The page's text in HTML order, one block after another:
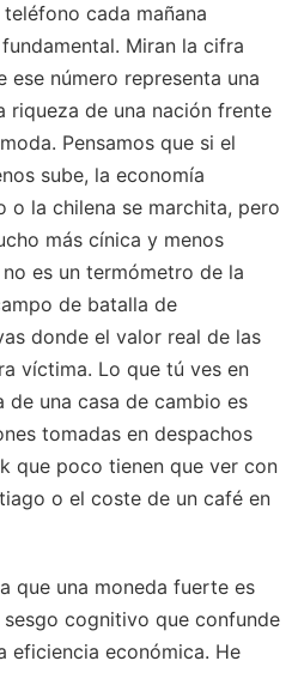
cada mañana
Miran la cifra
ese número representa una
riqueza de una nación frente
Pensamos que si el
sube, la economía
o la chilena se marchita, pero
más cínica y menos
es un termómetro de la
de batalla de
donde el valor real de las
víctima. Lo que tú ves en
de una casa de cambio es
tomadas en despachos
que poco tienen que ver con
o el coste de un café en
que una moneda fuerte es
sesgo cognitivo que confunde
eficiencia económica. He